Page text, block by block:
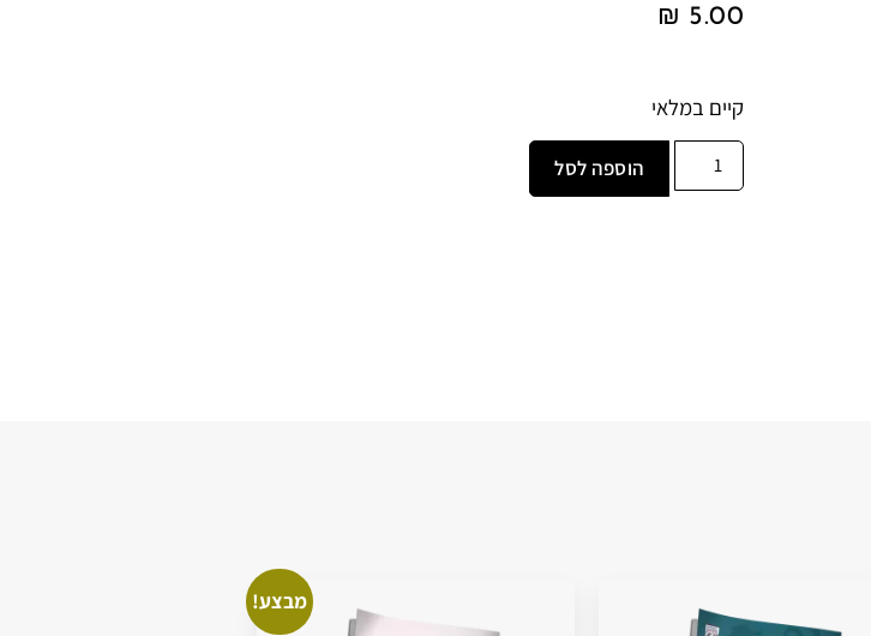
₪ 5.00
קיים במלאי
הוספה לסל
מבצע!